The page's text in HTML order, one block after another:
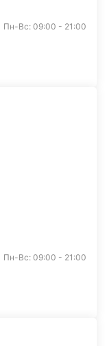
Пн-Вс: 09:00 - 21:00
Пн-Вс: 09:00 - 21:00